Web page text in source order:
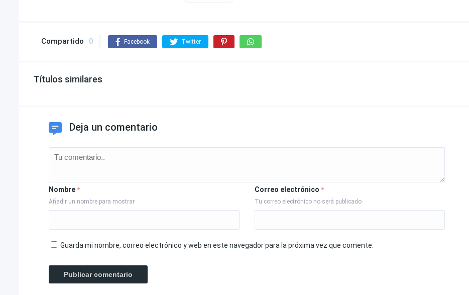
Compartido 0 Facebook Twitter
Títulos similares
Deja un comentario
Nombre *
Añadir un nombre para mostrar
Correo electrónico *
Tu correo electrónico no será publicado
Guarda mi nombre, correo electrónico y web en este navegador para la próxima vez que comente.